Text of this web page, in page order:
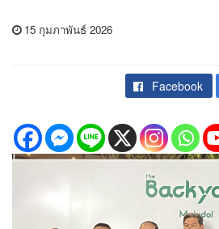
15 กุมภาพันธ์ 2026
Facebook